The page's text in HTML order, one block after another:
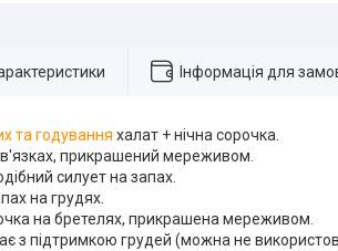
Інформація для
та годування халат + нічна сорочка.
прикрашений мереживом.
силует на запах.
на грудях.
на бретелях, прикрашена мереживом.
з підтримкою грудей (можна не